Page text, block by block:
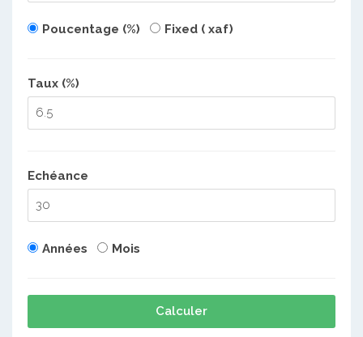
Poucentage (%) Fixed ( xaf)
Taux (%)
Echéance
Années Mois
Calculer